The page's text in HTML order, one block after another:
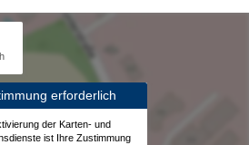
erforderlich
der Karten- und
ist Ihre Zustimmung